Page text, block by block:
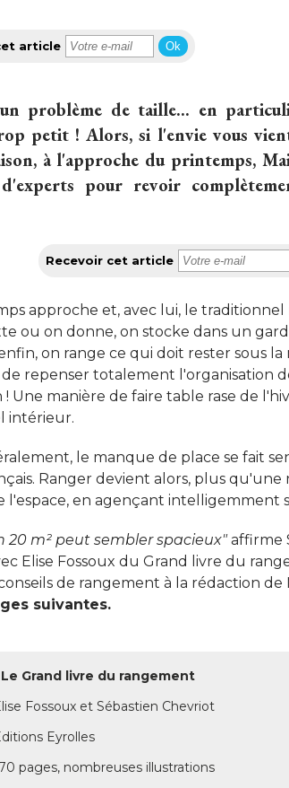
article Ok
problème de taille... en
petit ! Alors, si l'envie vous
à l'approche du printemps,
d'experts pour revoir
Recevoir cet article
approche et, avec lui, le
ou on donne, on stocke dans un
on range ce qui doit rester sous
de repenser totalement l'organisation
! Une manière de faire table rase de
intérieur.
le manque de place se fait
Ranger devient alors, plus qu'une
l'espace, en agençant intelligemment
20 m² peut sembler spacieux" affirme
Elise Fossoux du Grand livre du
de rangement à la rédaction de
suivantes.
Le Grand livre du rangement
Fossoux et Sébastien Chevriot
Eyrolles
pages, nombreuses illustrations